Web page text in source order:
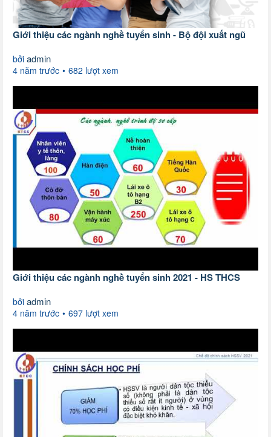
Giới thiệu các ngành nghề tuyển sinh - Bộ đội xuất ngũ
bởi admin
4 năm trước 682 lượt xem
Giới thiệu các ngành nghề tuyển sinh 2021 - HS THCS
bởi admin
4 năm trước 697 lượt xem